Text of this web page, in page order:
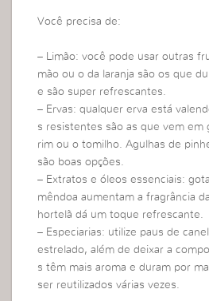
Você precisa de:
– Limão: você pode usar outras
mão ou o da laranja são os que
e são super refrescantes.
– Ervas: qualquer erva está
s resistentes são as que vem em
rim ou o tomilho. Agulhas de
são boas opções.
– Extratos e óleos essenciais:
mêndoa aumentam a fragrância
hortelã dá um toque refrescante.
– Especiarias: utilize paus de
estrelado, além de deixar a
s têm mais aroma e duram por
ser reutilizados várias vezes.